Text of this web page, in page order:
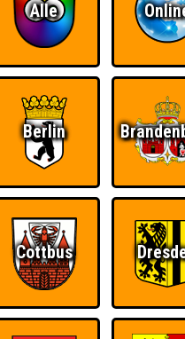
Alle
Berlin
Cottbus